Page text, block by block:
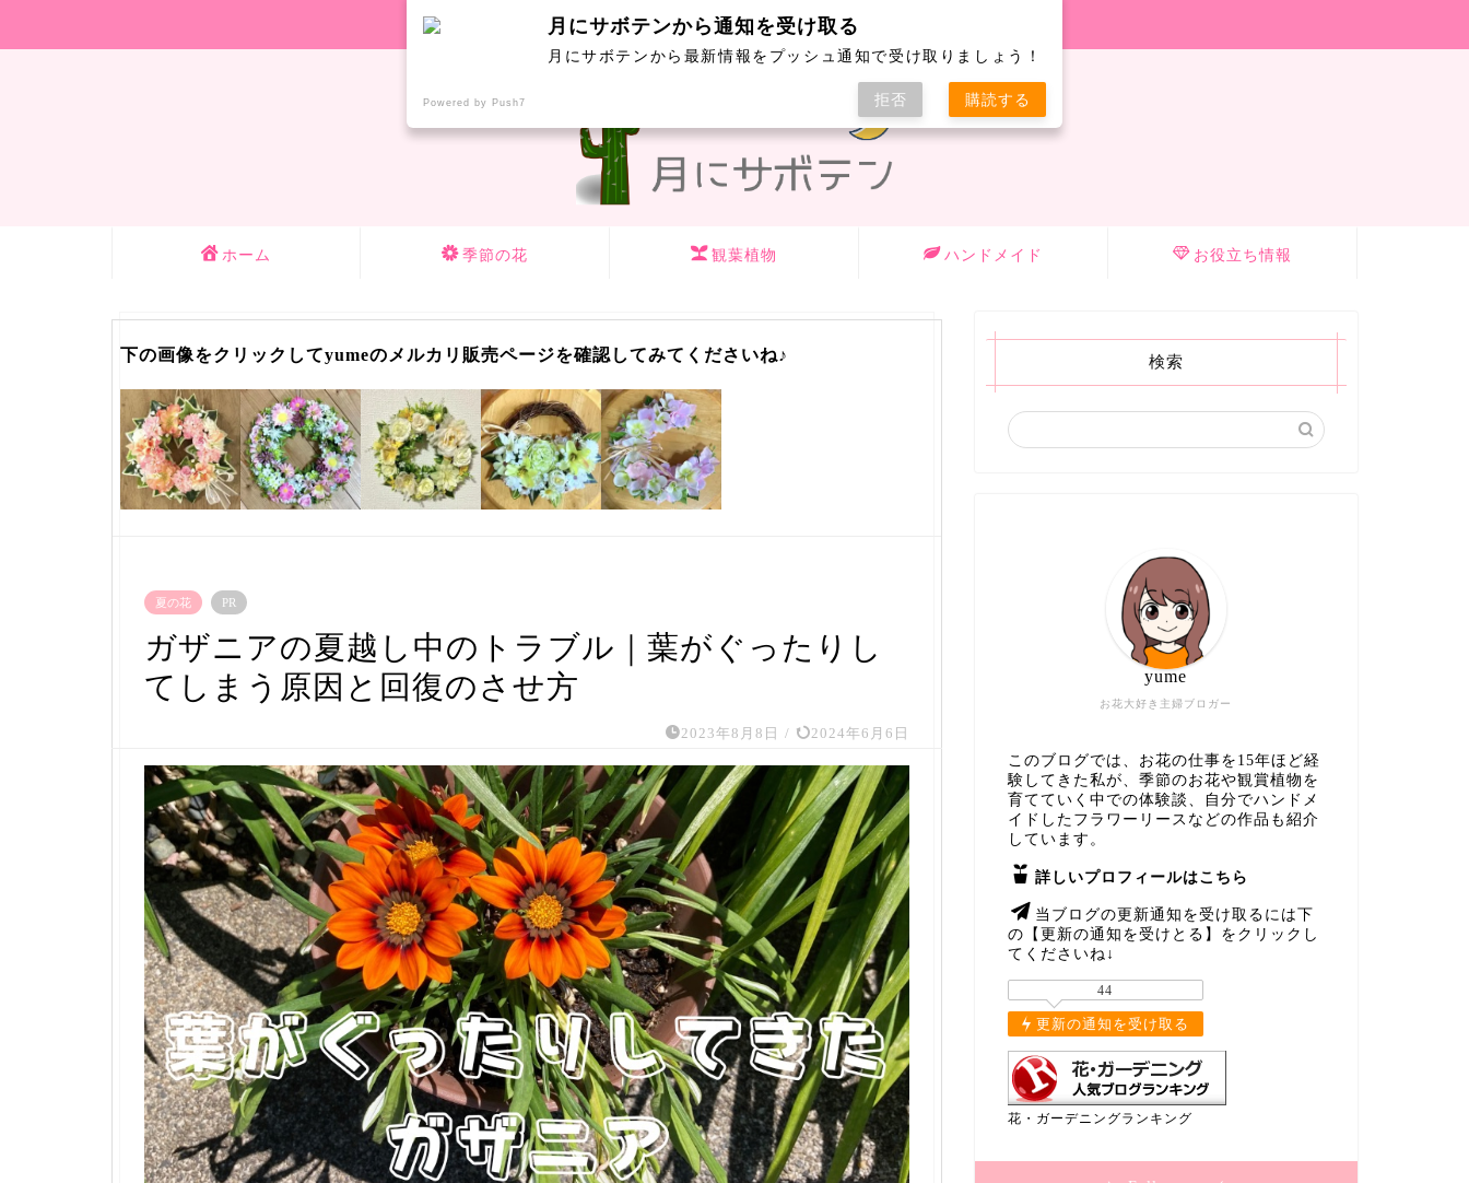
yumeのハンドメイドリースはこちら
ホーム 季節の花 観葉植物 ハンドメイド お役立ち情報
下の画像をクリックしてyumeのメルカリ販売ページを確認してみてくださいね♪
夏の花 PR
ガザニアの夏越し中のトラブル｜葉がぐったりし
てしまう原因と回復のさせ方
2023年8月8日 / 2024年6月6日
検索
お花大好き主婦ブロガー
yume
このブログでは、お花の仕事を15年ほど経
験してきた私が、季節のお花や観賞植物を
育てていく中での体験談、自分でハンドメ
イドしたフラワーリースなどの作品も紹介
しています。
詳しいプロフィールはこちら
当ブログの更新通知を受け取るには下
の【更新の通知を受けとる】をクリックし
てくださいね↓
44
更新の通知を受け取る
花・ガーデニングランキング
月にサボテンから通知を受け取る
月にサボテンから最新情報をプッシュ通知で受け取りましょう！
Powered by Push7 拒否 購読する